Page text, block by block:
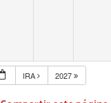
IRA 2027